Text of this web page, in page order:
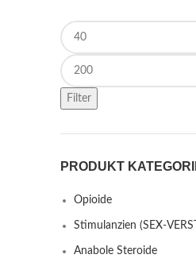
Min price
Max price
Filter
PRODUKT
Opioide
Stimulanzien (SEX-
Anabole Steroide